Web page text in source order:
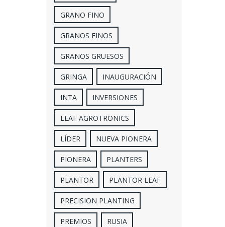
GRANO FINO
GRANOS FINOS
GRANOS GRUESOS
GRINGA INAUGURACIÓN
INTA INVERSIONES
LEAF AGROTRONICS
LÍDER NUEVA PIONERA
PIONERA PLANTERS
PLANTOR PLANTOR LEAF
PRECISION PLANTING
PREMIOS RUSIA